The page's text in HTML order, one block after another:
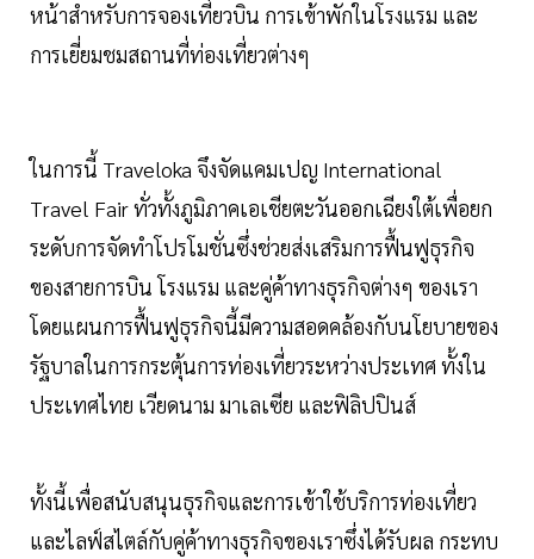
หน้าสำหรับการจองเที่ยวบิน การเข้าพักในโรงแรม และ
การเยี่ยมชมสถานที่ท่องเที่ยวต่างๆ
ในการนี้ Traveloka จึงจัดแคมเปญ International
Travel Fair ทั่วทั้งภูมิภาคเอเชียตะวันออกเฉียงใต้เพื่อยก
ระดับการจัดทำโปรโมชั่นซึ่งช่วยส่งเสริมการฟื้นฟูธุรกิจ
ของสายการบิน โรงแรม และคู่ค้าทางธุรกิจต่างๆ ของเรา
โดยแผนการฟื้นฟูธุรกิจนี้มีความสอดคล้องกับนโยบายของ
รัฐบาลในการกระตุ้นการท่องเที่ยวระหว่างประเทศ ทั้งใน
ประเทศไทย เวียดนาม มาเลเซีย และฟิลิปปินส์
ทั้งนี้เพื่อสนับสนุนธุรกิจและการเข้าใช้บริการท่องเที่ยว
และไลฟ์สไตล์กับคู่ค้าทางธุรกิจของเราซึ่งได้รับผล กระทบ